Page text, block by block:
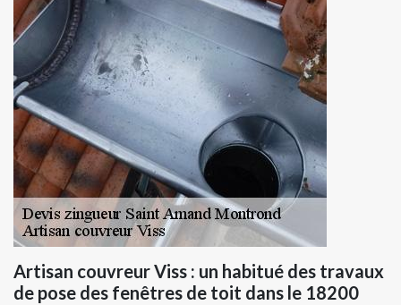
Artisan couvreur Viss : un habitué des travaux
de pose des fenêtres de toit dans le 18200